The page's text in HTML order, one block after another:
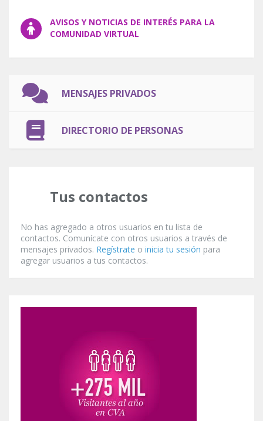
AVISOS Y NOTICIAS DE INTERÉS PARA LA
COMUNIDAD VIRTUAL
MENSAJES PRIVADOS
DIRECTORIO DE PERSONAS
Tus contactos
No has agregado a otros usuarios en tu lista de
contactos. Comunícate con otros usuarios a través de
mensajes privados. Regístrate o inicia tu sesión para
agregar usuarios a tus contactos.